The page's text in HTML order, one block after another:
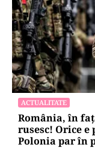
ACTUALITATE
România, în
rusesc! Orice
Polonia par în